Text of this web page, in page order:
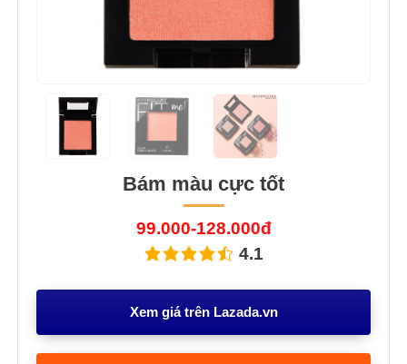
Bám màu cực tốt
99.000-128.000đ
4.1
Xem giá trên Lazada.vn